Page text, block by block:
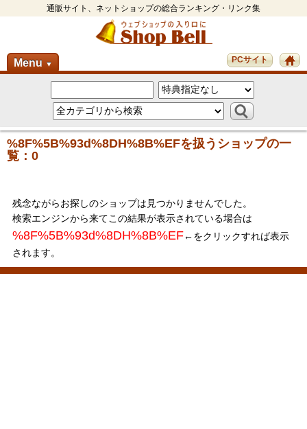
通販サイト、ネットショップの総合ランキング・リンク集
Menu ▼ PCサイト
%8F%5B%93d%8DH%8B%EFを扱うショップの一
覧：0
残念ながらお探しのショップは見つかりませんでした。
検索エンジンから来てこの結果が表示されている場合は
%8F%5B%93d%8DH%8B%EF←をクリックすれば表示
されます。